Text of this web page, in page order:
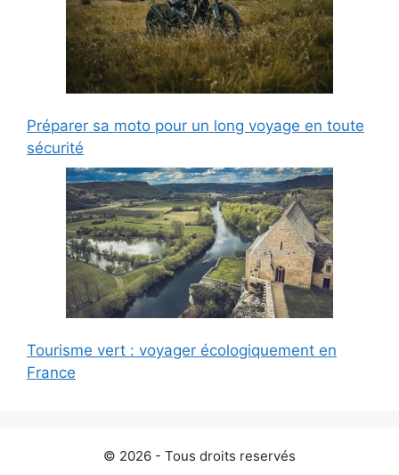
Préparer sa moto pour un long voyage en toute
sécurité
Tourisme vert : voyager écologiquement en
France
© 2026 - Tous droits reservés